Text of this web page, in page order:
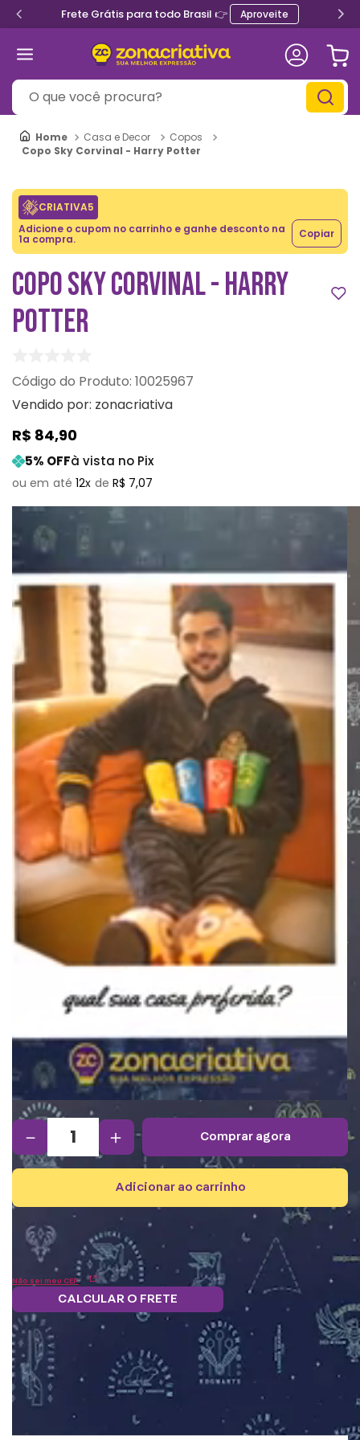
Frete Grátis para todo Brasil 👉 Aproveite
O que você procura?
Casa e Decor
Copos
Copo Sky Corvinal - Harry Potter
CRIATIVA5
Adicione o cupom no carrinho e ganhe desconto na
1a compra. Copiar
COPO SKY CORVINAL - HARRY
POTTER
: 10025967
Vendido por: zonacriativa
R$ 84,90
5% OFFà vista no Pix
12 R$ 7,07
＋
－ comprar agora
adicionar ao carrinho
Não sei meu CEP
CALCULAR O FRETE
Frete grátis.
Saiba mais
5% OFF no boleto